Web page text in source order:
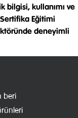
bilgisi, kullanımı ve
Eğitimi
deneyimli
beri